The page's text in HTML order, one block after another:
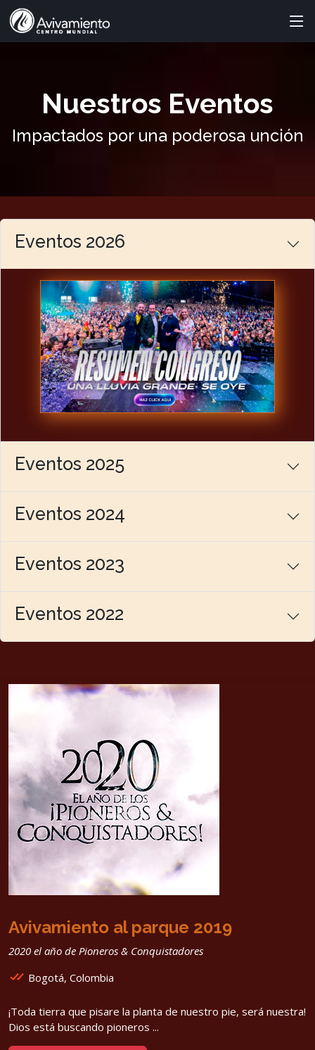
Nuestros Eventos
Impactados por una poderosa unción
Eventos 2026
Eventos 2025
Eventos 2024
Eventos 2023
Eventos 2022
Avivamiento al parque 2019
2020 el año de Pioneros & Conquistadores
Bogotá, Colombia
¡Toda tierra que pisare la planta de nuestro pie, será nuestra!
Dios está buscando pioneros ...